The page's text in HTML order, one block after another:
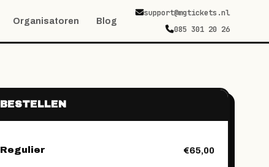
Organisatoren Blog
support@mgtickets.nl
085 301 20 26
BESTELLEN
Regulier €65,00